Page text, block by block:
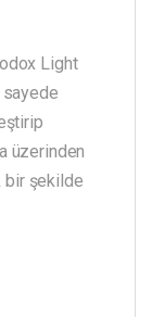
Light
sayede
üzerinden
bir şekilde